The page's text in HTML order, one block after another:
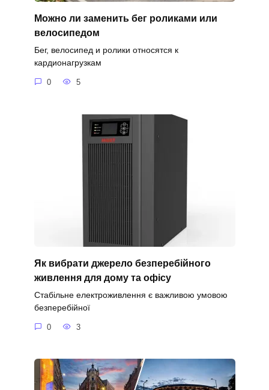
Можно ли заменить бег роликами или
велосипедом
Бег, велосипед и ролики относятся к
кардионагрузкам
0 5
Як вибрати джерело безперебійного
живлення для дому та офісу
Стабільне електроживлення є важливою умовою
безперебійної
0 3